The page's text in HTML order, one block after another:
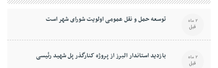
توسعه حمل و نقل عمومی اولویت شورای شهر است 2 ماه
قبل
بازدید استاندار البرز از پروژه کنارگذر پل شهید رئیسی 2 ماه
قبل